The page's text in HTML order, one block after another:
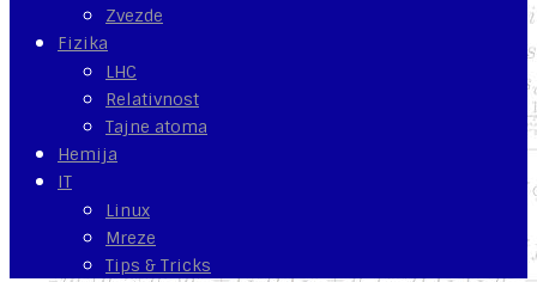
Zvezde
Fizika
LHC
Relativnost
Tajne atoma
Hemija
IT
Linux
Mreze
Tips & Tricks